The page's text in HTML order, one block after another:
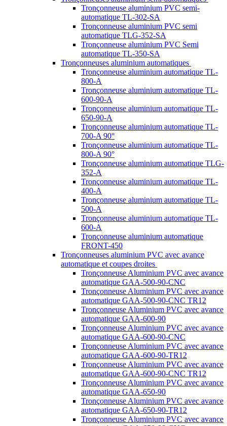
Tronçonneuse aluminium PVC semi-
automatique TL-302-SA
Tronçonneuse aluminium PVC semi
automatique TLG-352-SA
Tronçonneuse aluminium PVC Semi
automatique TL-350-SA
Tronçonneuses aluminium automatiques
Tronçonneuse aluminium automatique TL-
800-A
Tronçonneuse aluminium automatique TL-
600-90-A
Tronçonneuse aluminium automatique TL-
650-90-A
Tronçonneuse aluminium automatique TL-
700-A 90°
Tronçonneuse aluminium automatique TL-
800-A 90°
Tronçonneuse aluminium automatique TLG-
352-A
Tronçonneuse aluminium automatique TL-
400-A
Tronçonneuse aluminium automatique TL-
500-A
Tronçonneuse aluminium automatique TL-
600-A
Tronçonneuse aluminium automatique
FRONT-450
Tronçonneuses aluminium PVC avec avance
automatique et coupes droites
Tronçonneuse Aluminium PVC avec avance
automatique GAA-500-90-CNC
Tronçonneuse Aluminium PVC avec avance
automatique GAA-500-90-CNC TR12
Tronçonneuse Aluminium PVC avec avance
automatique GAA-600-90
Tronçonneuse Aluminium PVC avec avance
automatique GAA-600-90-CNC
Tronçonneuse Aluminium PVC avec avance
automatique GAA-600-90-TR12
Tronçonneuse Aluminium PVC avec avance
automatique GAA-600-90-CNC TR12
Tronçonneuse Aluminium PVC avec avance
automatique GAA-650-90
Tronçonneuse Aluminium PVC avec avance
automatique GAA-650-90-TR12
Tronçonneuse Aluminium PVC avec avance